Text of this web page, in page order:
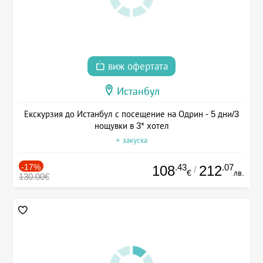
виж офертата
Истанбул
Екскурзия до Истанбул с посещение на Одрин - 5 дни/3
нощувки в 3* хотел
+ закуска
-17%
130.00€ 108.43
€ / 212.07
лв.